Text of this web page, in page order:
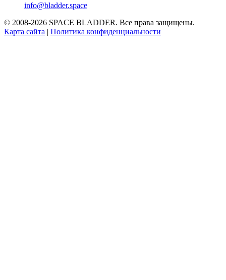
info@bladder.space
© 2008-2026 SPACE BLADDER. Все права защищены.
Карта сайта | Политика конфиденциальности